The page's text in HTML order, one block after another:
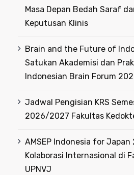
Masa Depan Bedah Saraf
Keputusan Klinis
Brain and the Future of
Satukan Akademisi dan
Indonesian Brain Forum
Jadwal Pengisian KRS
2026/2027 Fakultas
AMSEP Indonesia for
Kolaborasi Internasional di
UPNVJ